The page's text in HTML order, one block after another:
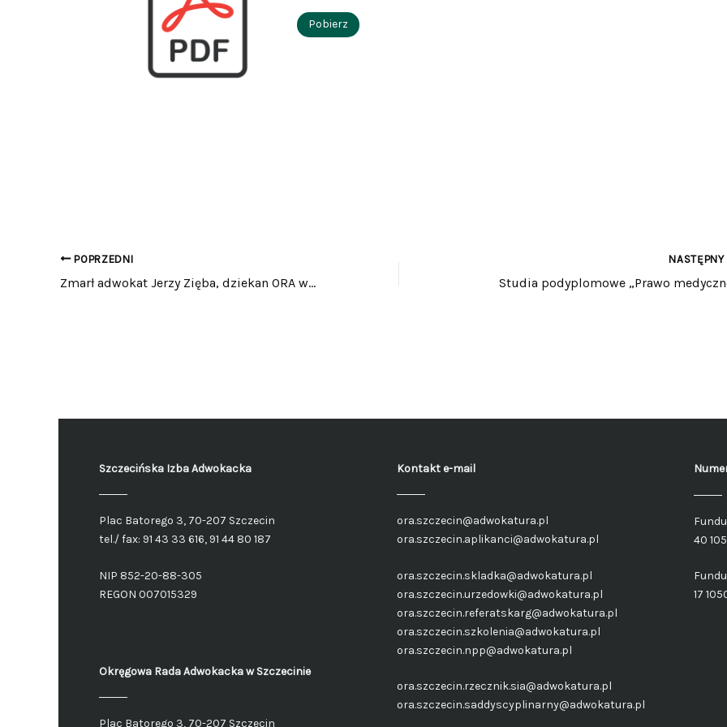
Pobierz
POPRZEDNI
Zmarł adwokat Jerzy Zięba, dziekan ORA w Kielcach
NASTĘPNY
Studia podyplomowe „Prawo
Szczecińska Izba Adwokacka
Plac Batorego 3, 70-207 Szczecin
tel./ fax: 91 43 33 616, 91 44 80 187
NIP 852-20-88-305
REGON 007015329
Okręgowa Rada Adwokackaw Szczecinie
Plac Batorego 3, 70-207 Szczecin
Kontakt e-mail
ora.szczecin@adwokatura.pl
ora.szczecin.aplikanci@adwokatura.pl
ora.szczecin.skladka@adwokatura.pl
ora.szczecin.urzedowki@adwokatura.pl
ora.szczecin.referatskarg@adwokatura.pl
ora.szczecin.szkolenia@adwokatura.pl
ora.szczecin.npp@adwokatura.pl
ora.szczecin.rzecznik.sia@adwokatura.pl
ora.szczecin.saddyscyplinarny@adwokatura.pl
40
17